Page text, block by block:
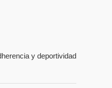
y deportividad